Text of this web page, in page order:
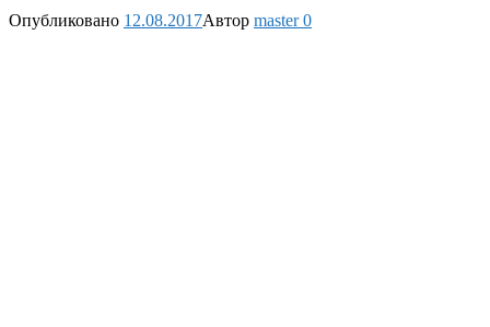
Опубликовано 12.08.2017Автор master0